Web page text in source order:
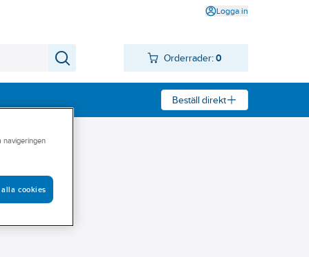
Logga in
Orderrader: 0
Beställ direkt
navigeringen
cookies